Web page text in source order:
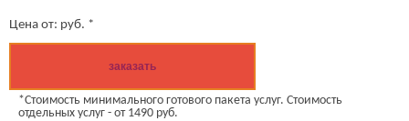
Цена от: руб. *
заказать
*Стоимость минимального готового пакета услуг. Стоимость
отдельных услуг - от 1490 руб.